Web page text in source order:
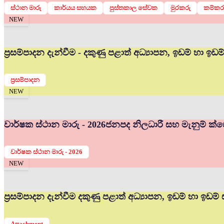
ස්ථාන මාරු කාර්යය සහයක පුස්තකාල සේවක මුරකරු
NEW
ප්‍රසම්පාදන දැන්වීම - දකුණු පළාත් අධ්‍යාපන, ඉඩම් හා
ප්‍රසම්පාදන
NEW
වාර්ෂක ස්ථාන මාරු - 2026ජනපද නිලධාරී සහ මැනුම්
වාර්ෂක ස්ථාන මාරු - 2026
NEW
ප්‍රසම්පාදන දැන්වීම දකුණු පළාත් අධ්‍යාපන, ඉඩම් හා ඉඩම්